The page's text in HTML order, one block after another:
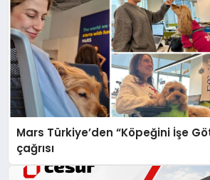
Mars Türkiye’den “Köpeğini İşe
çağrısı